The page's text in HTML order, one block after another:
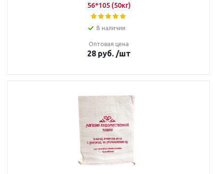
56*105 (50кг)
В наличии
Оптовая цена
28руб. /шт